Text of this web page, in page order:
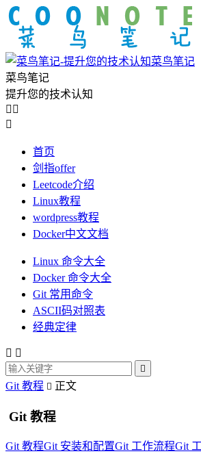
菜鸟笔记
菜鸟笔记
提升您的技术认知
 

首页
剑指offer
Leetcode介绍
Linux教程
wordpress教程
Docker中文文档
Linux 命令大全
Docker 命令大全
Git 常用命令
ASCII码对照表
经典定律
 

Git 教程  正文
Git 教程
Git 教程Git 安装和配置Git 工作流程Git